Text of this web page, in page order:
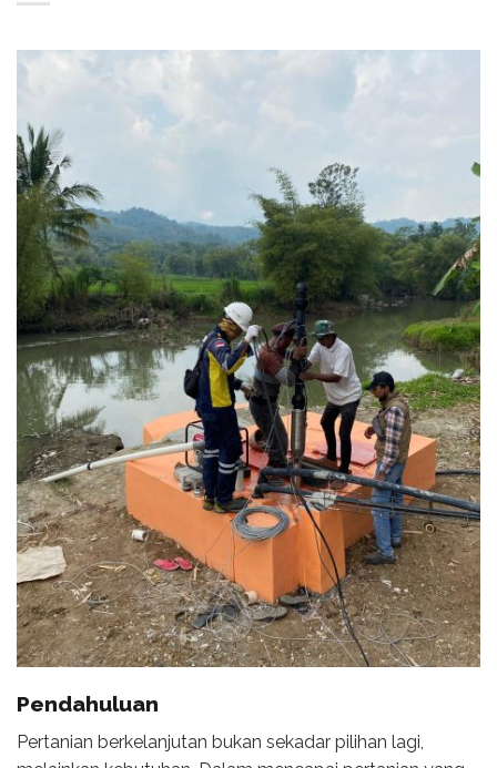
Pendahuluan
Pertanian berkelanjutan bukan sekadar pilihan lagi,